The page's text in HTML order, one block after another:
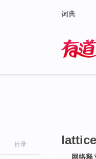
词典
目录
网络释